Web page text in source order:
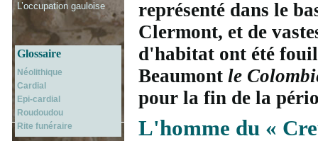
représenté dans le
Clermont, et de
d'habitat ont été
Beaumont le
pour la fin de la
L'homme du «
L’occupation gauloise
Glossaire
Néolithique
Cardial
Epi-cardial
Roudoudou
Rite funéraire